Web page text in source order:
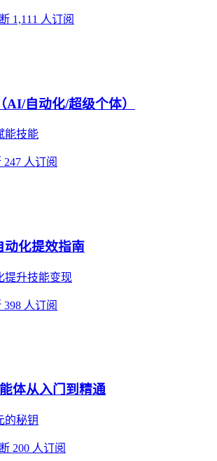
1,111 人订阅
AI/自动化/超级个体）
能技能
247 人订阅
动化提效指南
提升技能变现
398 人订阅
体从入门到精通
的秘钥
200 人订阅